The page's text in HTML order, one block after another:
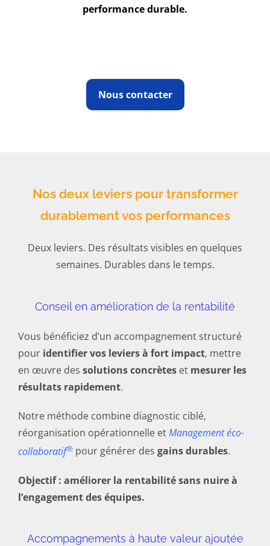
performance durable.
Nous contacter
Nos deux leviers pour transformer
durablement vos performances
Deux leviers. Des résultats visibles en quelques
semaines. Durables dans le temps.
Conseil en amélioration de la rentabilité
Vous bénéficiez d’un accompagnement structuré
pour identifier vos leviers à fort impact, mettre
en œuvre des solutions concrèteset mesurer les
résultats rapidement.
Notre méthode combine diagnostic ciblé,
réorganisation opérationnelle etManagement éco-
collaboratif®pour générer des gains durables.
Objectif : améliorer la rentabilité sans nuire à
l’engagement des équipes.
Accompagnements à haute valeur ajoutée